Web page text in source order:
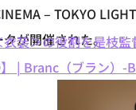
– TOKYO
が開催された。
装＞の役割を是枝
| Branc（ブラン）